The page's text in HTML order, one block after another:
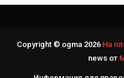
Copyright © ogma 2026 На
news от